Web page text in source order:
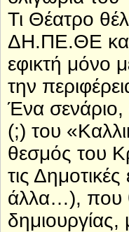
Τι Θέατρο
ΔΗ.ΠΕ.ΘΕ και
εφικτή μόνο
την
Ένα σενάριο,
(;) του
θεσμός του
τις
άλλα…), που